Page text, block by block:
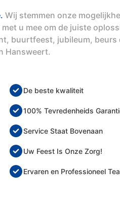
Wij stemmen onze
u mee om de juiste
buurtfeest, jubileum, beurs
Hansweert.
De beste kwaliteit
100% Tevredenheids
Service Staat Bovenaan
Uw Feest Is Onze Zorg!
Ervaren en Professioneel